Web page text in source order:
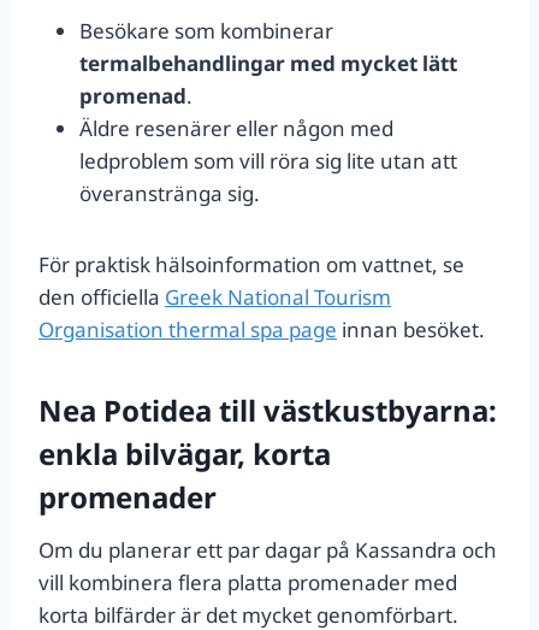
Besökare som kombinerar
termalbehandlingar med mycket lätt
promenad.
Äldre resenärer eller någon med
ledproblem som vill röra sig lite utan att
överanstränga sig.
För praktisk hälsoinformation om vattnet, se
den officiella Greek National Tourism
Organisation thermal spa page innan besöket.
Nea Potidea till västkustbyarna:
enkla bilvägar, korta
promenader
Om du planerar ett par dagar på Kassandra och
vill kombinera flera platta promenader med
korta bilfärder är det mycket genomförbart.